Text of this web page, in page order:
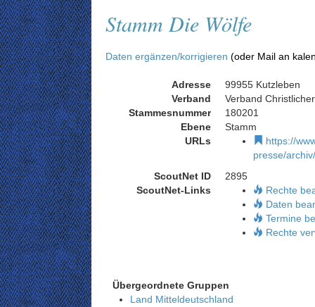
Stamm Die Wölfe
Daten ergänzen/korrigieren (oder Mail an
Adresse
99955 Kutzleben
Verband
Verband
Stammesnummer
180201
Ebene
Stamm
URLs
https://
presse/
ScoutNet ID
2895
ScoutNet-Links
Rechte
Daten
Termine
Rechte
Übergeordnete Gruppen
Land Mitteldeutschland